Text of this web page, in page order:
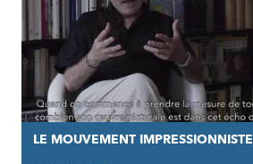
LE MOUVEMENT IMPRESSIONNISTE